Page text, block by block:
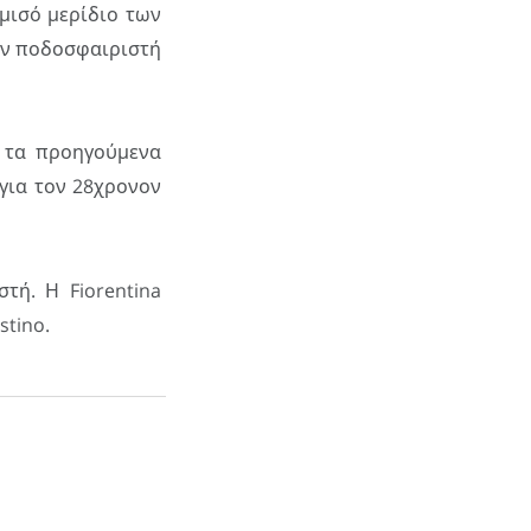
μερίδιο των
ποδοσφαιριστή
προηγούμενα
τον 28χρονον
Η Fiorentina